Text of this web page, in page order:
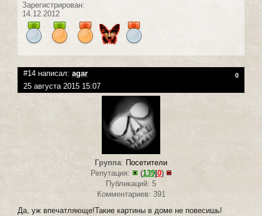
Зарегистрирован:
14.12.2012
#14 написал: agar 0
25 августа 2015 15:07
Группа: Посетители
Репутация:
(139| 0)
Публикаций: 5
Комментариев: 391
Да, уж впечатляюще!Такие картины в доме не повесишь!